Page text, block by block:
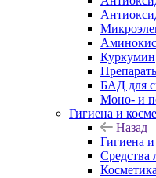
Куркумин
БАД для
Моно- и
Гигиена и
Назад
Гигиена
Средства
Косметика